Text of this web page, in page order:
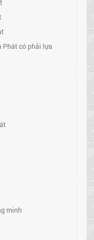
Phát có phải lựa
minh